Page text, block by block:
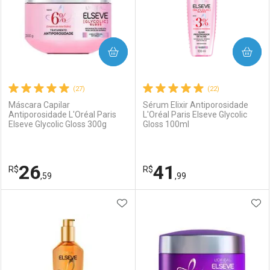
(27)
Máscara Capilar
Antiporosidade L'Oréal Paris
Elseve Glycolic Gloss 300g
R$26,59
COMPRAR
Laboratório
Por Menos
(22)
Sérum Elixir Antiporosidade
L'Oréal Paris Elseve Glycolic
Gloss 100ml
R$41 ,99
COMPRAR
Laboratório
Por Menos
ADICIONAR AOS FAVORITOS